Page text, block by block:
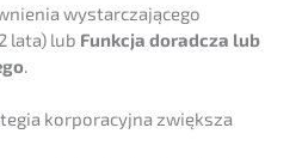
wystar­c­za­jące­go
lata) lub Funkc­ja dorad­c­za lub
.
korpora­cy­j­na zwięks­za